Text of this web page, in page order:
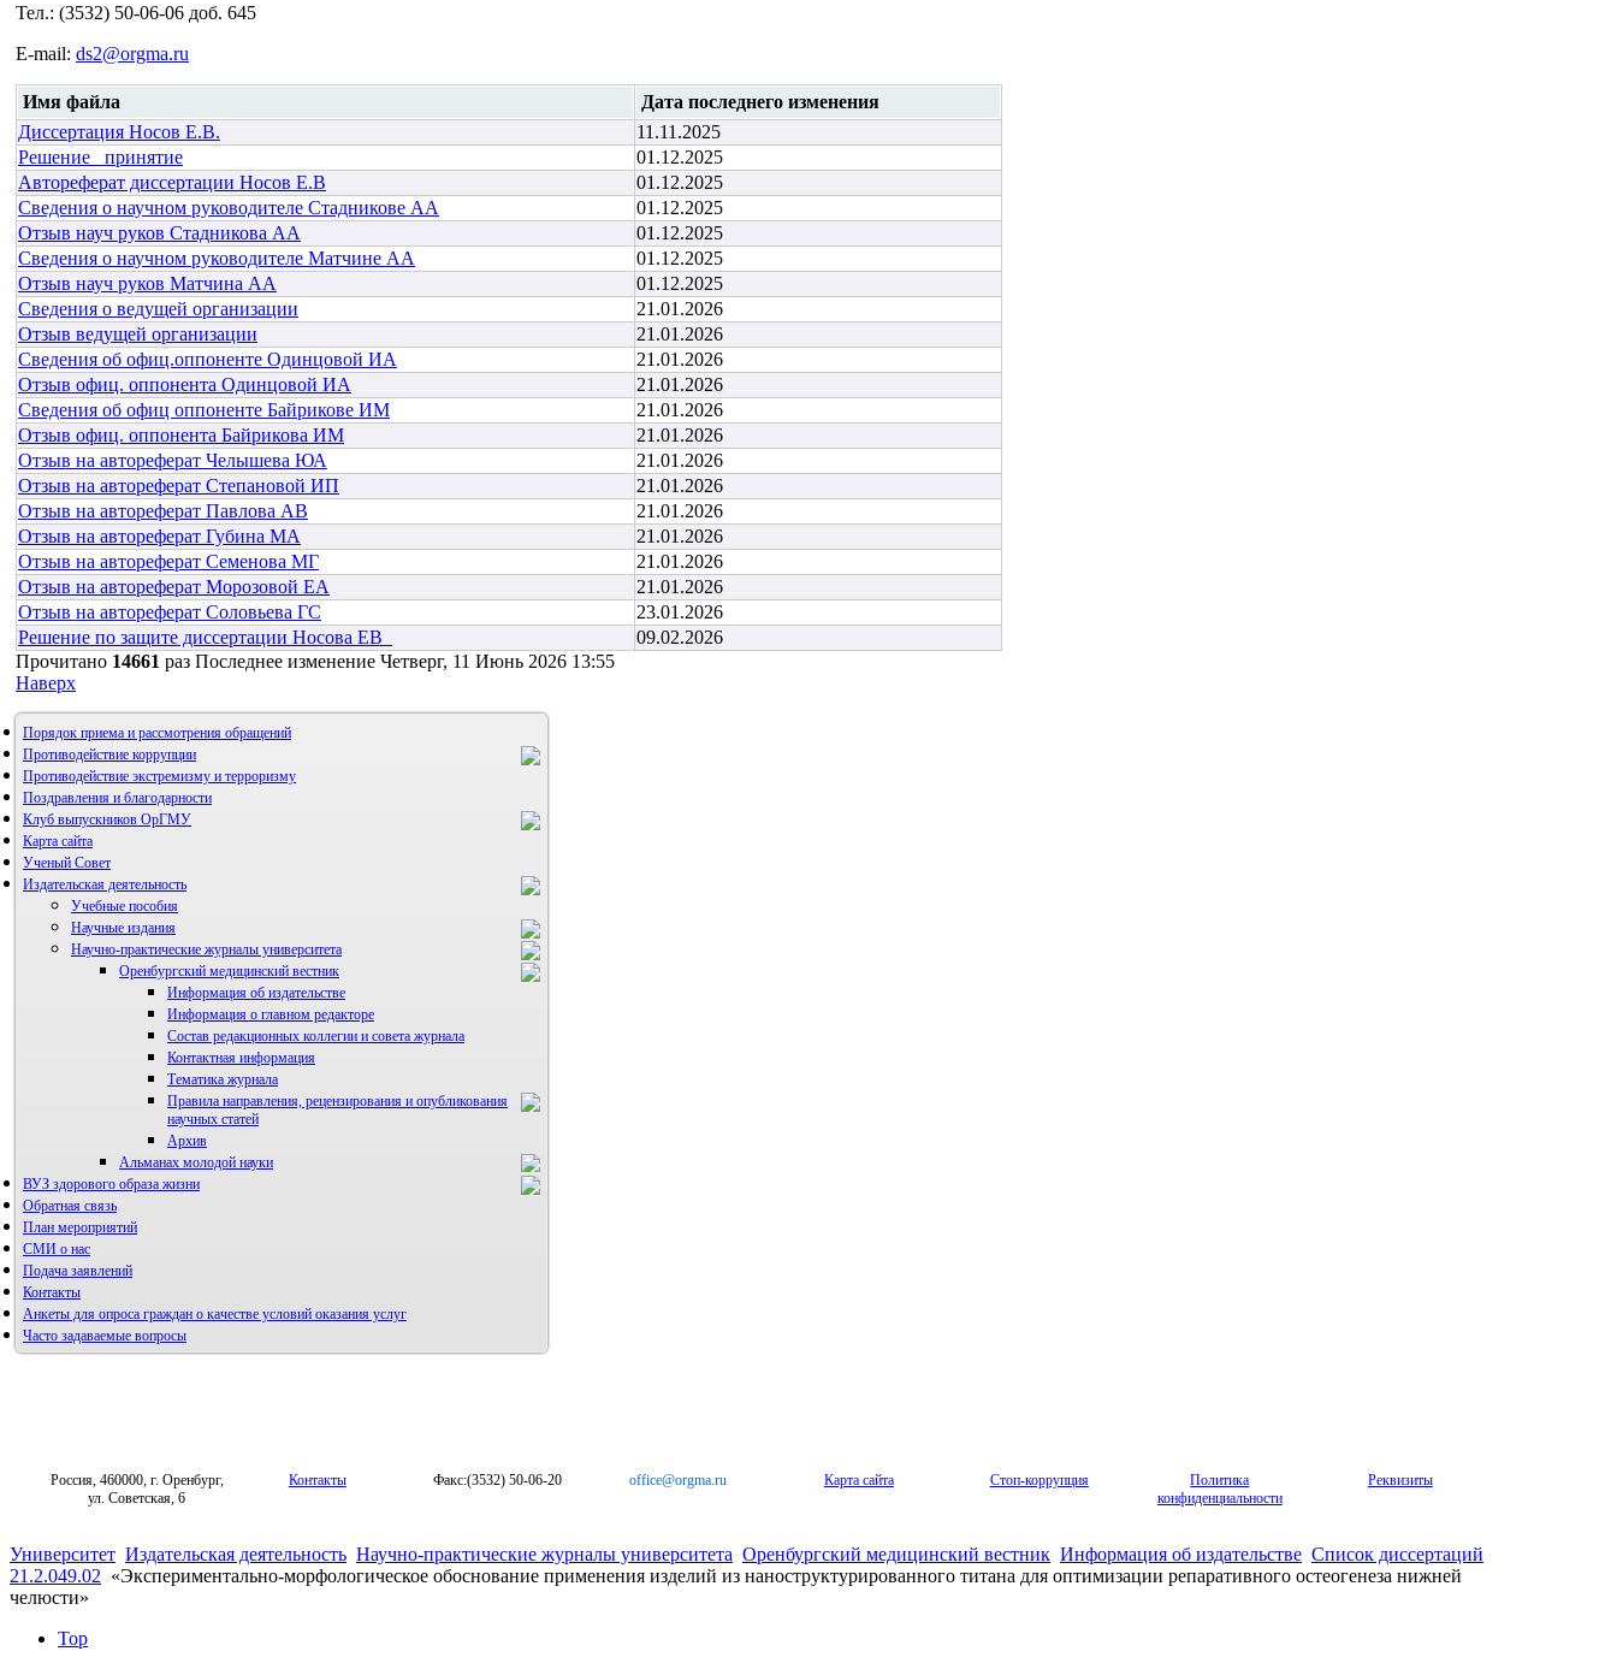
Тел.: (3532) 50-06-06 доб. 645
E-mail: ds2@orgma.ru
Имя файла
Дата последнего изменения
Диссертация Носов Е.В.
11.11.2025
Решение_ принятие
01.12.2025
Автореферат диссертации Носов Е.В
01.12.2025
Сведения о научном руководителе Стадникове АА
01.12.2025
Отзыв науч руков Стадникова АА
01.12.2025
Сведения о научном руководителе Матчине АА
01.12.2025
Отзыв науч руков Матчина АА
01.12.2025
Сведения о ведущей организации
21.01.2026
Отзыв ведущей организации
21.01.2026
Сведения об офиц.оппоненте Одинцовой ИА
21.01.2026
Отзыв офиц. оппонента Одинцовой ИА
21.01.2026
Сведения об офиц оппоненте Байрикове ИМ
21.01.2026
Отзыв офиц. оппонента Байрикова ИМ
21.01.2026
Отзыв на автореферат Челышева ЮА
21.01.2026
Отзыв на автореферат Степановой ИП
21.01.2026
Отзыв на автореферат Павлова АВ
21.01.2026
Отзыв на автореферат Губина МА
21.01.2026
Отзыв на автореферат Семенова МГ
21.01.2026
Отзыв на автореферат Морозовой ЕА
21.01.2026
Отзыв на автореферат Соловьева ГС
23.01.2026
Решение по защите диссертации Носова ЕВ_
09.02.2026
Прочитано 14661 раз Последнее изменение Четверг, 11 Июнь 2026 13:55
Наверх
Порядок приема и рассмотрения обращений
Противодействие коррупции
Противодействие экстремизму и терроризму
Поздравления и благодарности
Клуб выпускников ОрГМУ
Карта сайта
Ученый Совет
Издательская деятельность
Учебные пособия
Научные издания
Научно-практические журналы университета
Оренбургский медицинский вестник
Информация об издательстве
Информация о главном редакторе
Состав редакционных коллегии и совета журнала
Контактная информация
Тематика журнала
Правила направления, рецензирования и опубликования
научных статей
Архив
Альманах молодой науки
Редакция журнала
ВУЗ здорового образа жизни
Фотогалерея
Обратная связь
План мероприятий
СМИ о нас
Подача заявлений
Контакты
Анкеты для опроса граждан о качестве условий оказания услуг
Часто задаваемые вопросы
Россия, 460000, г. Оренбург,
ул. Советская, 6
Контакты Факс:(3532) 50-06-20 office@orgma.ru Карта сайта Стоп-коррупция
Политика
конфиденциальности
Реквизиты
Университет Издательская деятельность Научно-практические журналы университета Оренбургский медицинский вестник Информация об издательстве Список диссертаций
21.2.049.02 «Экспериментально-морфологическое обоснование применения изделий из наноструктурированного титана для оптимизации репаративного остеогенеза нижней
челюсти»
Top